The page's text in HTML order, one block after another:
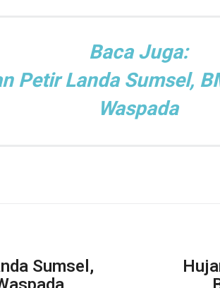
Baca Juga:
Petir Landa Sumsel,
Waspada
Sumsel,